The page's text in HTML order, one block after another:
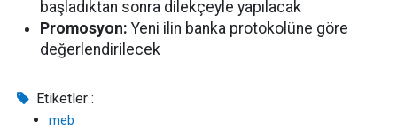
başladıktan sonra dilekçeyle yapılacak
Promosyon: Yeni ilin banka protokolüne göre
değerlendirilecek
Etiketler :
meb